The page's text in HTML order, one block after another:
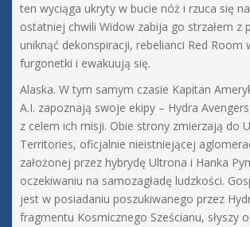
ten wyciąga ukryty w bucie nóż i rzuca się
ostatniej chwili Widow zabija go strzałem z
uniknąć dekonspiracji, rebelianci Red Room
furgonetki i ewakuują się.
Alaska. W tym samym czasie Kapitan
A.I. zapoznają swoje ekipy – Hydra
z celem ich misji. Obie strony zmierzają do
Territories, oficjalnie nieistniejącej
założonej przez hybrydę Ultrona i Hanka
oczekiwaniu na samozagładę ludzkości.
jest w posiadaniu poszukiwanego przez
fragmentu Kosmicznego Sześcianu, słyszy